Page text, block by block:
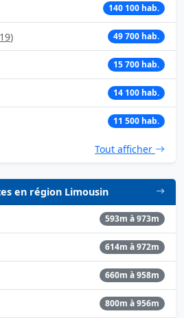
140 100 hab.
19) 49 700 hab.
15 700 hab.
14 100 hab.
11 500 hab.
Tout afficher
en région Limousin
593m à 973m
614m à 972m
660m à 958m
800m à 956m